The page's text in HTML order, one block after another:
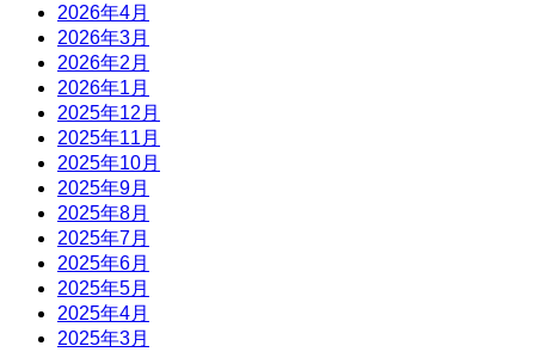
2026年4月
2026年3月
2026年2月
2026年1月
2025年12月
2025年11月
2025年10月
2025年9月
2025年8月
2025年7月
2025年6月
2025年5月
2025年4月
2025年3月